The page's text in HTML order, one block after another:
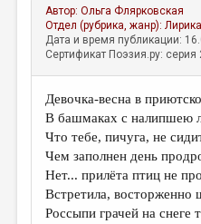
АВТОРЫ
КОММЕНТАРИИ
ЛИТСАЛОН
НОВОСТИ
ПРАВИЛА САЙТА
ОТДЕЛЫ И РУБРИКИ
ИЗБРАННОЕ
Автор:Ольга Флярковская
Отдел (рубрика, жанр):Лирика
Дата и время публикации:
Сертификат Поэзия.ру:
Девочка-весна в
В башмаках с налипшею
Что тебе, пичуга, не
Чем заполнен день
Нет... прилёта птиц не
Встретила, восторженно
Россыпи грачей на снеге